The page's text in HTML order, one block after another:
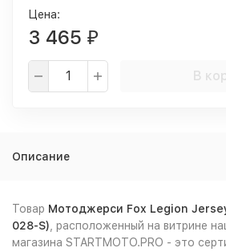
Цена:
3 465 ₽
В
Описание
Товар Мотоджерси Fox Legion
028-S) , расположенный на витрине
магазина STARTMOTO.PRO - это